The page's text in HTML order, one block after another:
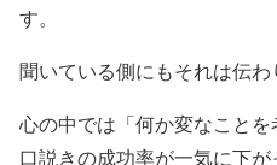
す。
聞いている側にもそれは伝わ
心の中では「何か変なことを
口説きの成功率が一気に下が